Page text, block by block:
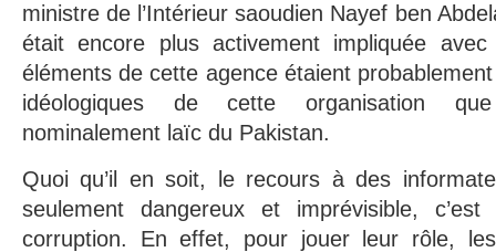
ministre de l’Intérieur saoudien Nayef ben
était encore plus activement impliquée
éléments de cette agence étaient
idéologiques de cette organisation
nominalement laïc du Pakistan.
Quoi qu’il en soit, le recours à des
seulement dangereux et imprévisible,
corruption. En effet, pour jouer leur rôle,